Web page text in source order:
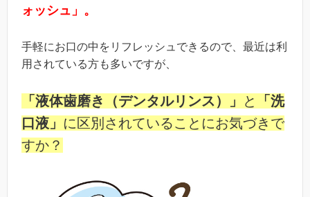
ォッシュ」。
手軽にお口の中をリフレ ッシュできるので、最近は利
用されている方も多いですが、
「液体歯磨き（デンタルリンス）」 と
「洗
口液」 に区別されていることにお気づきで
すか？